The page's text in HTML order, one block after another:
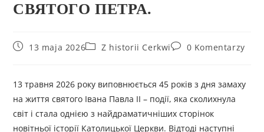
СВЯТОГО ПЕТРА.
13 maja 2026 Z historii Cerkwi 0 Komentarzy
13 травня 2026 року виповнюється 45 років з дня замаху
на життя святого Івана Павла II – події, яка сколихнула
світ і стала однією з найдраматичніших сторінок
новітньої історії Католицької Церкви. Відтоді наступні